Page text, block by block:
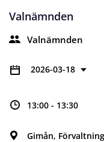
Valnämnden
Valnämnden
2026-03-18
13:00 - 13:30
Gimån,